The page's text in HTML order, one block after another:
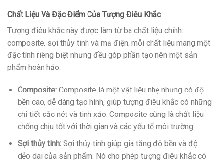
Chất Liệu Và Đặc Điểm Của Tượng Điêu Khắc
Tượng điêu khắc này được làm từ ba chất liệu chính:
composite, sợi thủy tinh và mạ điện, mỗi chất liệu mang một
đặc tính riêng biệt nhưng đều góp phần tạo nên một sản
phẩm hoàn hảo:
Composite:Composite là một vật liệu nhẹ nhưng có độ
bền cao, dễ dàng tạo hình, giúp tượng điêu khắc có những
chi tiết sắc nét và tinh xảo. Composite cũng là chất liệu
chống chịu tốt với thời gian và các yếu tố môi trường.
Sợi thủy tinh:Sợi thủy tinh giúp gia tăng độ bền và độ
dẻo dai của sản phẩm. Nó cho phép tượng điêu khắc có